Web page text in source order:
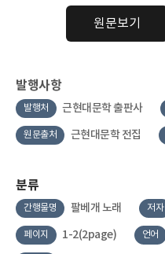
원문보기
발행사항
발행처 근현대문학 출판사
원문출처 근현대문학 전집
분류
간행물명 팔베개 노래 저자
페이지 1-2(2page) 언어